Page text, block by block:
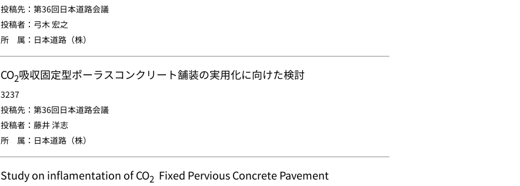
投稿先：第36回日本道路会議
投稿者：弓木 宏之
所 属：日本道路（株）
CO2吸収固定型ポーラスコンクリート舗装の実用化に向けた検討
3237
投稿先：第36回日本道路会議
投稿者：藤井 洋志
所 属：日本道路（株）
Study on inflamentation of CO2 Fixed Pervious Concrete Pavement